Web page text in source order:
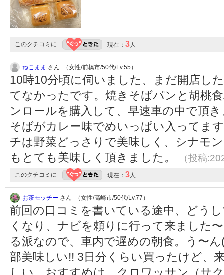
このクチコミに 現在： 3人
ねこまま さん （女性/前橋市/50代/Lv.55）
10時10分頃に伺いました、まだ開店し
てなかったです。焼きそばパンと胡桃
ンロールを購入して、早速車の中で頂
そばがカレー味でめいっぱい入ってま
チは野菜どっさりで美味しく、シナモ
もとても美味しく頂きました。
（投稿
このクチコミに 現在： 3人
お茶モッチー さん （女性/高崎市/50代/Lv.77）
前回の口コミを書いている途中、どう
くなり、ナビを頼りに行って来ました
る派なので、車内で遅めの朝食。う〜
部美味しい!! 3日分くらい買ったけど、